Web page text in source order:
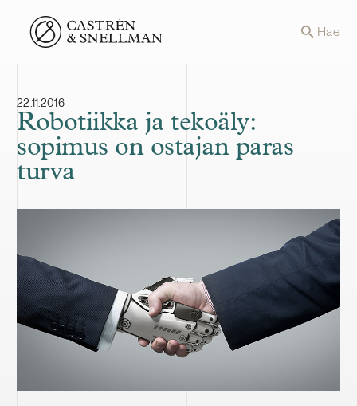
Front page Hae
22.11.2016
Robotiikka ja tekoäly:
sopimus on ostajan paras
turva